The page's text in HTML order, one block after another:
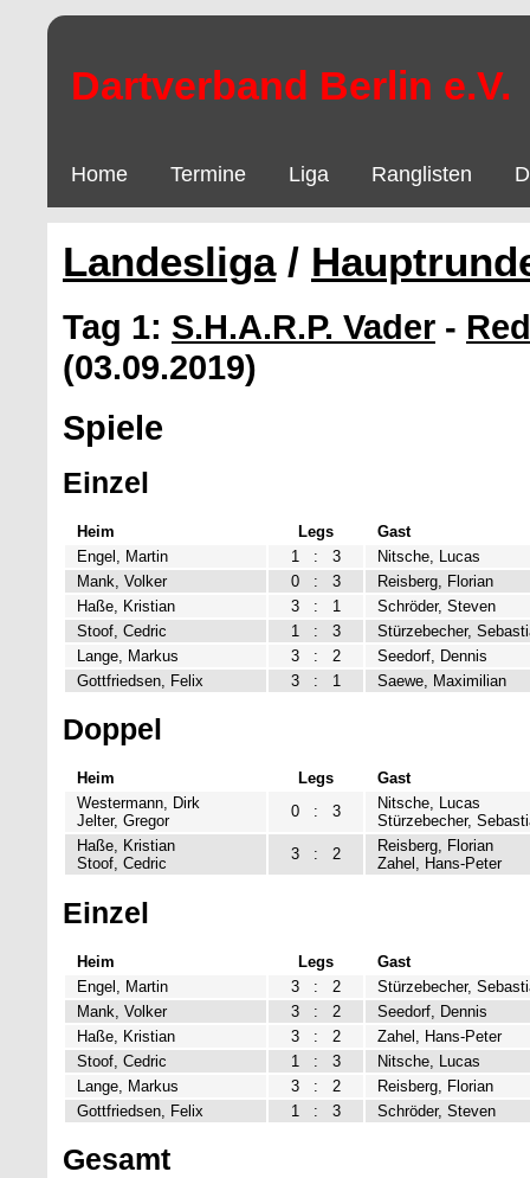
Dartverband Berlin e.V.
Home Termine Liga Ranglisten
Landesliga/
Tag 1: S.H.A.R.P. Vader -
(03.09.2019)
Spiele
Einzel
Heim Legs
Gast
Engel, Martin
1 : 3
Nitsche, Lucas
Mank, Volker
0 : 3
Reisberg, Florian
Haße, Kristian
3 : 1
Schröder, Steven
Stoof, Cedric
1 : 3
Stürzebecher,
Lange, Markus
3 : 2
Seedorf, Dennis
Gottfriedsen, Felix
3 : 1 Saewe, Maximilian
Doppel
Heim Legs
Gast
Westermann, Dirk
Jelter, Gregor
0 : 3
Nitsche, Lucas
Stürzebecher,
Haße, Kristian
Stoof, Cedric
3 : 2
Reisberg, Florian
Zahel, Hans-Peter
Einzel
Heim Legs
Gast
Engel, Martin
3 : 2
Stürzebecher,
Mank, Volker
3 : 2
Seedorf, Dennis
Haße, Kristian
3 : 2
Zahel, Hans-Peter
Stoof, Cedric
1 : 3
Nitsche, Lucas
Lange, Markus
3 : 2
Reisberg, Florian
Gottfriedsen, Felix
1 : 3 Schröder, Steven
Gesamt